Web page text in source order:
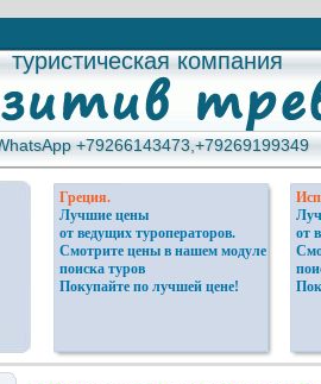
туристическая компания
туристическая компания
+79266143473,+79269199349
+79266143473,+79269199349
Греция.
Лучшие цены
от ведущих туроператоров.
Смотрите цены в нашем модуле
поиска туров
Покупайте по лучшей цене!
от